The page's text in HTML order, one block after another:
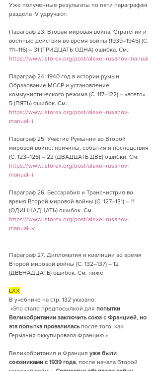
Уже полученные результаты по пяти параграфам
раздела IV удручают:
Параграф 23: Вторая мировая война. Стратегии и
военные действия во время войны (1939–1945) (С.
111–116) – 31 (ТРИДЦАТЬ ОДНА) ошибка. См.:
https://www.istorex.org/post/alexei-rusanov-manual
Параграф 24. 1940 год в истории румын.
Образование МССР и установление
коммунистического режима (С. 117–122) – «всего»
5 (ПЯТЬ) ошибок. См.:
https://www.istorex.org/post/alexei-rusanov-
manual-ii
Параграф 25. Участие Румынии во Второй
мировой войне: причины, события и последствия
(С. 123–126) – 22 (ДВАДЦАТЬ ДВЕ) ошибки. См.
https://www.istorex.org/post/alexei-rusanov-
manual-iii
Параграф 26. Бессарабия и Транснистрия во
время Второй мировой войны (С. 127–131) – 11
(ОДИННАДЦАТЬ) ошибок. См.
https://www.istorex.org/post/alexei-rusanov-
manual-iv
Параграф 27. Дипломатия и коалиции во время
Второй мировой войны (С. 132–137) – 12
(ДВЕНАДЦАТЬ) ошибок. См. ниже
LXX
В учебнике на стр. 132 указано:
«Это стало предпосылкой для попытки
Великобритании заключить союз с Францией но
эта попытка провалилась после того, как
Германия оккупировала Францию.»
Великобритания и Франция уже были
союзниками с 1939 года , после начала Второй